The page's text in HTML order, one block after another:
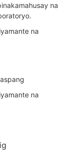
na